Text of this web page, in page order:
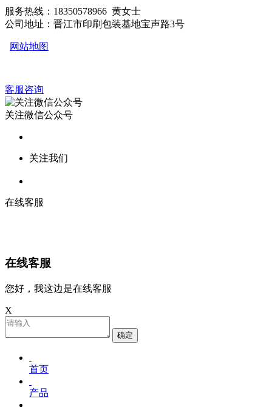
服务热线：18350578966 黄女士
公司地址：晋江市印刷包装基地宝声路3号
网站地图
客服咨询
关注微信公众号
关注我们
在线客服
在线客服
您好，我这边是在线客服
X
确定
首页
产品